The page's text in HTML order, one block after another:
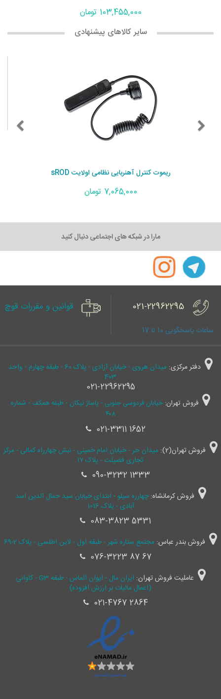
103,455,000 تومان
سایر کالاهای پیشنهادی
ریموت کنترل آهنربایی نظامی اولایت sROD
7,065,000 تومان
مارا در شبکه های اجتماعی دنبال کنید
021-22962295
ساعات پاسخگویی 10 تا 17
قوانین و مقررات قوچ
دفتر مرکزی:
میدان هروی - خیابان آزادی - پلاک 60 - طبقه چهارم - واحد
403
021-22962295
فروش تهران: خیابان فردوسی جنوبی - پاساژ نیکان - طبقه همکف - شماره
۴۰۸
021-3311 1652
فروش تهران(2):
میدان حر - خیابان امام خمینی - نبش چهارراه کمالی - مرکز
تجاری فضیلت - پلاک ۱۷
090-3232 1333
فروش کرمانشاه:چهارره سیلو - ابتدای خیابان سید جمال ‌الدین اسد
آبادی - پلاک 1016
083-3823 5331
فروش بندر عباس: مجتمع ستاره شهر - طبقه اول - لاین اطلسی - پلاک 2-69
076-3223 87 67
عاملیت فروش تهران:
ایران مال - ایوان الماس - طبقه G3 - کاوانی
(اعمال مالیات بر ارزش افزوده)
021-4767 2864